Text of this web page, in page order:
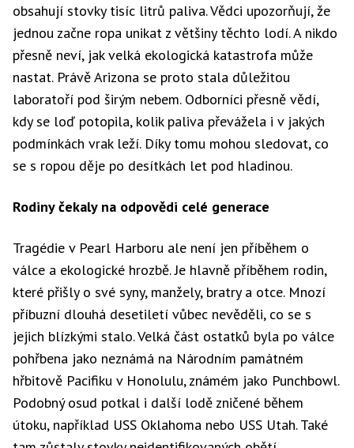
obsahují stovky tisíc litrů paliva. Vědci upozorňují, že
jednou začne ropa unikat z většiny těchto lodí. A nikdo
přesně neví, jak velká ekologická katastrofa může
nastat. Právě Arizona se proto stala důležitou
laboratoří pod širým nebem. Odborníci přesně vědí,
kdy se loď potopila, kolik paliva převážela i v jakých
podmínkách vrak leží. Díky tomu mohou sledovat, co
se s ropou děje po desítkách let pod hladinou.
Rodiny čekaly na odpovědi celé generace
Tragédie v Pearl Harboru ale není jen příběhem o
válce a ekologické hrozbě. Je hlavně příběhem rodin,
které přišly o své syny, manžely, bratry a otce. Mnozí
příbuzní dlouhá desetiletí vůbec nevěděli, co se s
jejich blízkými stalo. Velká část ostatků byla po válce
pohřbena jako neznámá na Národním památném
hřbitově Pacifiku v Honolulu, známém jako Punchbowl.
Podobný osud potkal i další lodě zničené během
útoku, například USS Oklahoma nebo USS Utah. Také